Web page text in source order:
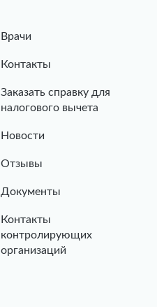
Врачи
Контакты
Заказать справку для
налогового вычета
Новости
Отзывы
Документы
Контакты
контролирующих
организаций